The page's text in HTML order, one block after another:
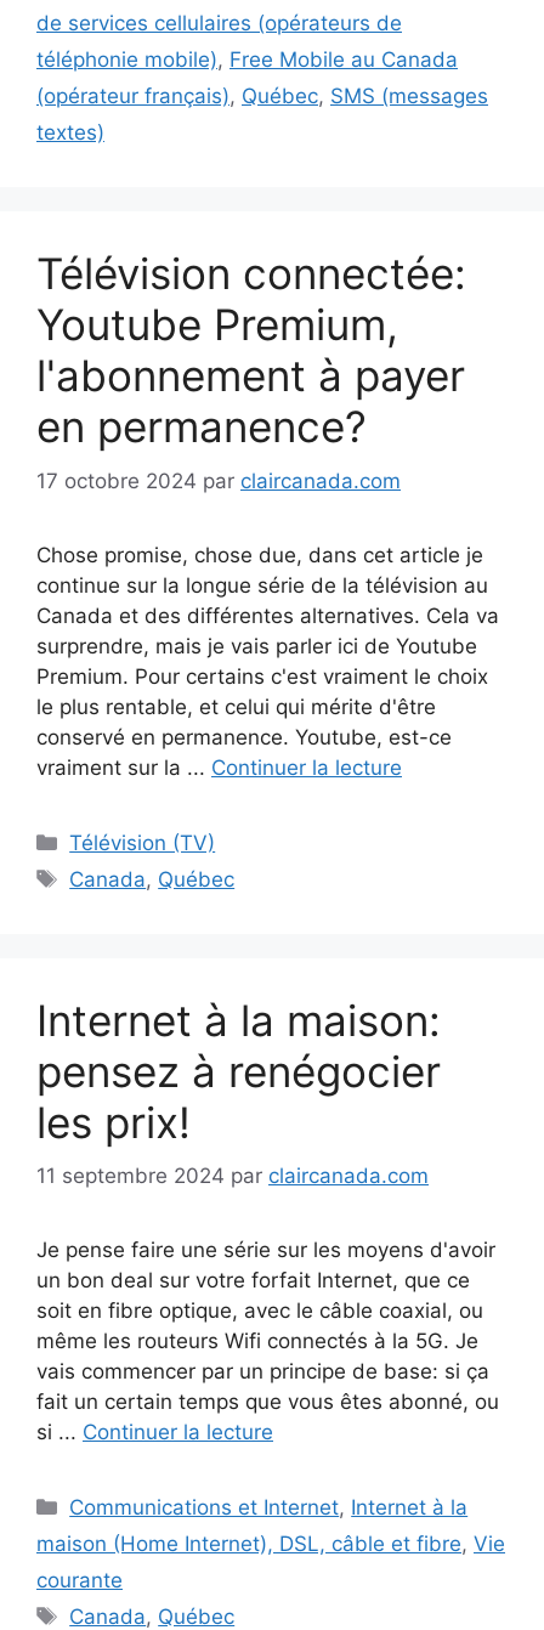
de services cellulaires (opérateurs de
téléphonie mobile), Free Mobile au Canada
(opérateur français), Québec, SMS (messages
textes)
Télévision connectée:
Youtube Premium,
l'abonnement à payer
en permanence?
17 octobre 2024 par claircanada.com
Chose promise, chose due, dans cet article je
continue sur la longue série de la télévision au
Canada et des différentes alternatives. Cela va
surprendre, mais je vais parler ici de Youtube
Premium. Pour certains c'est vraiment le choix
le plus rentable, et celui qui mérite d'être
conservé en permanence. Youtube, est-ce
vraiment sur la ... Continuer la lecture
Catégories
Télévision (TV)
Étiquettes
Canada, Québec
Internet à la maison:
pensez à renégocier
les prix!
11 septembre 2024 par claircanada.com
Je pense faire une série sur les moyens d'avoir
un bon deal sur votre forfait Internet, que ce
soit en fibre optique, avec le câble coaxial, ou
même les routeurs Wifi connectés à la 5G. Je
vais commencer par un principe de base: si ça
fait un certain temps que vous êtes abonné, ou
si ... Continuer la lecture
Catégories
Communications et Internet, Internet à la
maison (Home Internet), DSL, câble et fibre, Vie
courante
Étiquettes
Canada, Québec